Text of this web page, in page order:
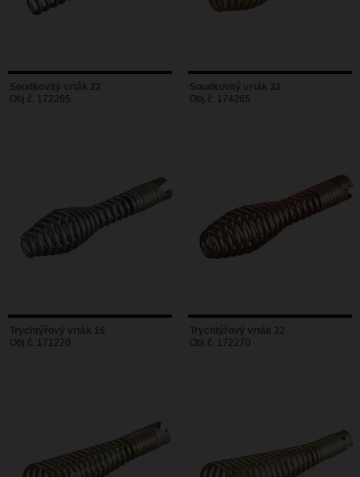
Soudkovitý vrták 22
Obj.č. 172265
Soudkovitý vrták 32
Obj.č. 174265
Trychtýřový vrták 16
Obj.č. 171270
Trychtýřový vrták 22
Obj.č. 172270